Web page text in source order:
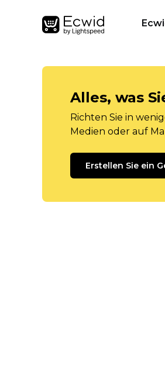
Alles, was
Richten Sie in
Medien oder auf
Erstellen Sie ein